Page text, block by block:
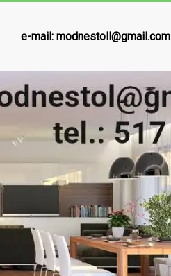
e-mail: modnestoll@gmail.com